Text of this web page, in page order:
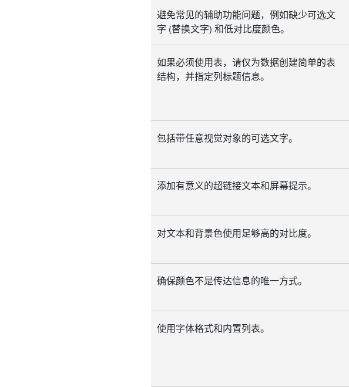
避免常见的辅助功能问题，例如缺少可选文
字 (替换文字) 和低对比度颜色。
如果必须使用表，请仅为数据创建简单的表
结构，并指定列标题信息。
包括带任意视觉对象的可选文字。
添加有意义的超链接文本和屏幕提示。
对文本和背景色使用足够高的对比度。
确保颜色不是传达信息的唯一方式。
使用字体格式和内置列表。